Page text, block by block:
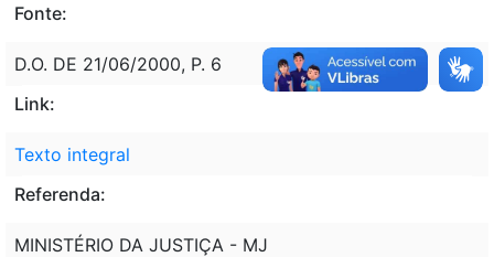
Fonte:
D.O. DE 21/06/2000, P. 6
Link:
Texto integral
Referenda:
MINISTÉRIO DA JUSTIÇA - MJ